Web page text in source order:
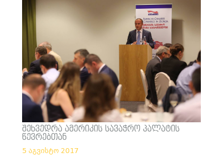
შეხვედრა ამერიკის სავაჭრო პალატის
წევრებთან
5 აგვისტო 2017